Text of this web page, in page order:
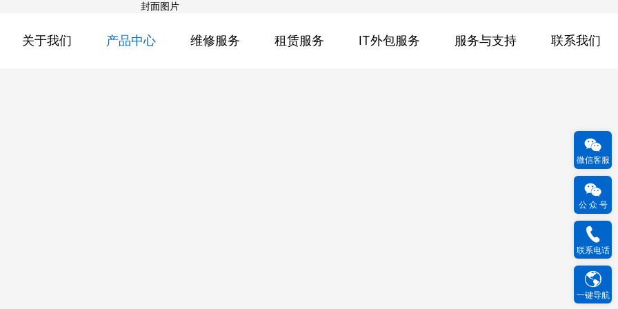
关于我们 产品中心 维修服务 租赁服务 IT外包服务 服务与支持 联系我们
微信客服
公 众 号
联系电话
一键导航